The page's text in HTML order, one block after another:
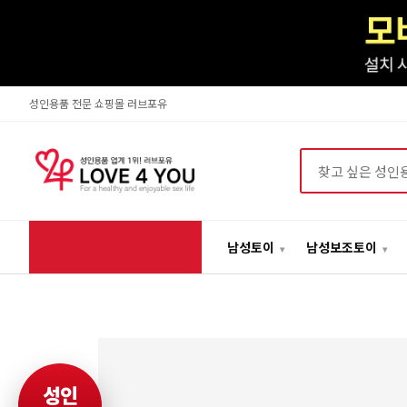
성인용품 전문 쇼핑몰 러브포유
남성토이 남성보조토이
성인